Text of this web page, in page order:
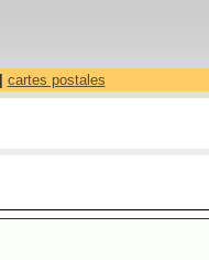
cartes postales